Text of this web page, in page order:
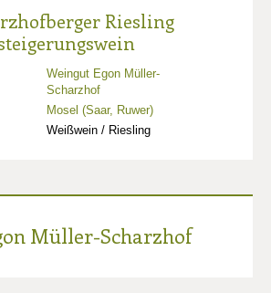
Riesling
Weingut Egon Müller-
Scharzhof
Mosel (Saar, Ruwer)
Weißwein / Riesling
Müller-Scharzhof